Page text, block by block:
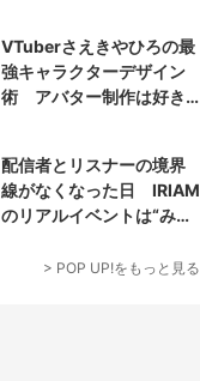
VTuberさえきやひろの最
強キャラクターデザイン
術 アバター制作は好き
配信者とリスナーの境界
線がなくなった日 IRIAM
のリアルイベントは“みん
> POP UP!をもっと見る